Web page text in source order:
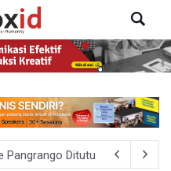
Pangrango Ditutup karena